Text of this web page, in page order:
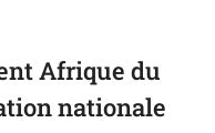
Afrique du
nationale